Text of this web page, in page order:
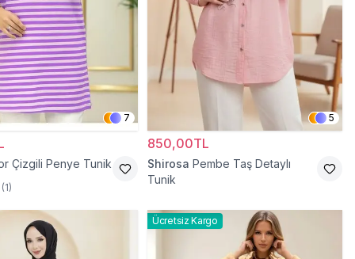
7
Çizgili Penye Tunik
(1)
5
850,00TL
Shirosa Pembe Taş Detaylı
Tunik
Ücretsiz Kargo